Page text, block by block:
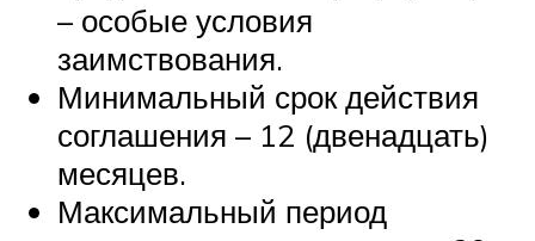
– особые условия
заимствования.
Минимальный срок действия
соглашения – 12 (двенадцать)
месяцев.
Максимальный период